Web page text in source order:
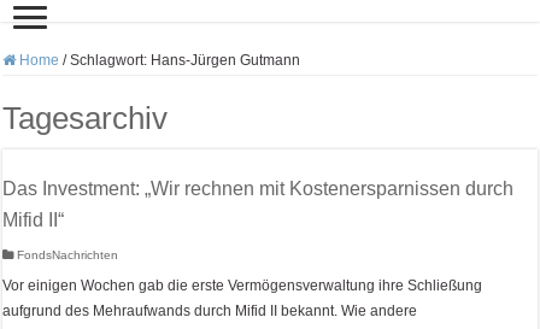
Home / Schlagwort: Hans-Jürgen Gutmann
Tagesarchiv
Das Investment: „Wir rechnen mit Kostenersparnissen durch
Mifid II“
FondsNachrichten
Vor einigen Wochen gab die erste Vermögensverwaltung ihre Schließung
aufgrund des Mehraufwands durch Mifid II bekannt. Wie andere